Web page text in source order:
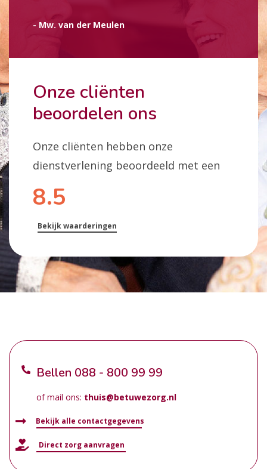
Onze cliënten
beoordelen ons
Onze cliënten hebben onze
dienstverlening beoordeeld met een
8.5
Bekijk waarderingen
- Mw. van der Meulen
Bellen 088 - 800 99 99
of mail ons: thuis@betuwezorg.nl
Bekijk alle contactgegevens
Direct zorg aanvragen